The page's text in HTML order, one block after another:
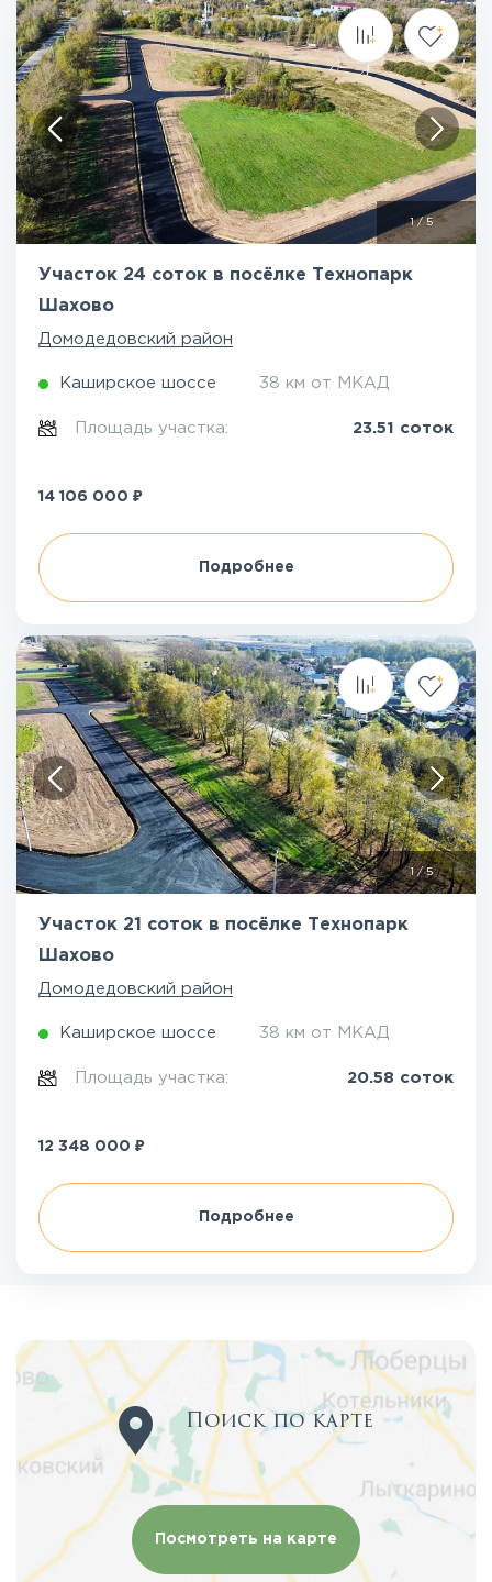
1/5
Участок 24 соток в посёлке Технопарк
Шахово
Домодедовский район
Каширское шоссе 38 км от МКАД
Площадь участка: 23.51 соток
14 106 000 ₽
Подробнее
1/5
Участок 21 соток в посёлке Технопарк
Шахово
Домодедовский район
Каширское шоссе 38 км от МКАД
Площадь участка: 20.58 соток
12 348 000 ₽
Подробнее
Поиск по карте
Посмотреть на карте